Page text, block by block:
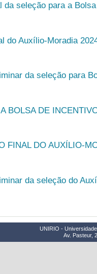
da seleção para a
do Auxílio-Moradia
da seleção para
BOLSA DE
FINAL DO AUXÍLIO-
da seleção do
UNIRIO -
Av. Pasteur,